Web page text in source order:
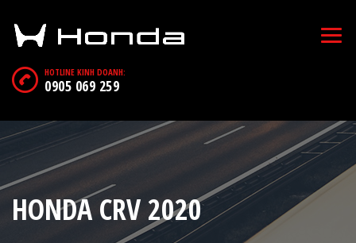
HOTLINE KINH DOANH:
0905 069 259
HONDA CRV 2020